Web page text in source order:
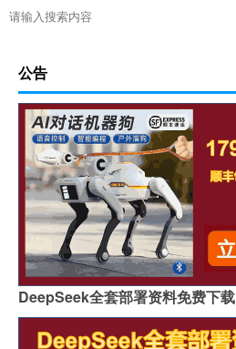
公告
DeepSeek全套部署资料免费下载